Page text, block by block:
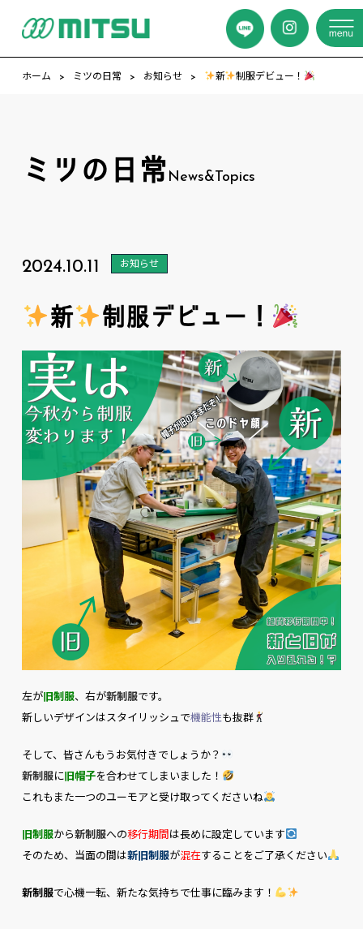
ホーム ミツの日常 お知らせ 新 制服デビュー！
ミツの日常News&Topics
2024.10.11 お知らせ
新 制服デビュー！
左が旧制服、右が新制服です。
新しいデザインはスタイリッシュで機能性も抜群
そして、皆さんもうお気付きでしょうか？
新制服に旧帽子を合わせてしまいました！
これもまた一つのユーモア と受け取ってくださいね
旧制服から新制服への移行期間は長めに設定しています
そのため、当面の間は新旧制服が混在することをご了承ください
新制服で心機一転、新たな気持ちで仕事に臨みます！